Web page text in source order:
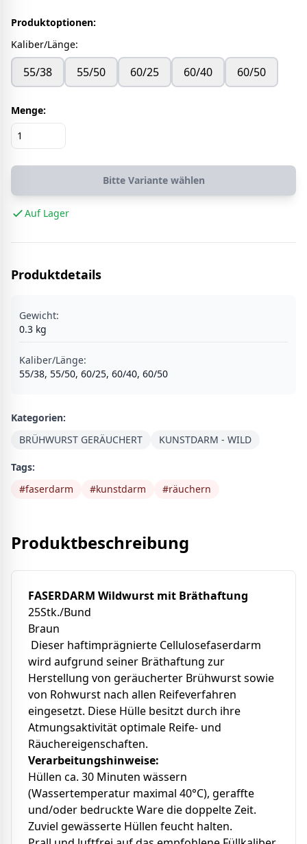
Produktoptionen:
Kaliber/Länge:
55/38 55/50 60/25 60/40 60/50
Menge:
Bitte Variante wählen
Auf Lager
Produktdetails
Gewicht:
0.3 kg
Kaliber/Länge:
55/38, 55/50, 60/25, 60/40, 60/50
Kategorien:
BRÜHWURST GERÄUCHERT
KUNSTDARM - WILD
Tags:
#faserdarm #kunstdarm #räuchern
Produktbeschreibung
FASERDARM Wildwurst mit Bräthaftung
25Stk./Bund
Braun
Dieser haftimprägnierte Cellulosefaserdarm
wird aufgrund seiner Bräthaftung zur
Herstellung von geräucherter Brühwurst sowie
von Rohwurst nach allen Reifeverfahren
eingesetzt. Diese Hülle besitzt durch ihre
Atmungsaktivität optimale Reife- und
Räuchereigenschaften.
Verarbeitungshinweise:
Hüllen ca. 30 Minuten wässern
(Wassertemperatur maximal 40°C), geraffte
und/oder bedruckte Ware die doppelte Zeit.
Zuviel gewässerte Hüllen feucht halten.